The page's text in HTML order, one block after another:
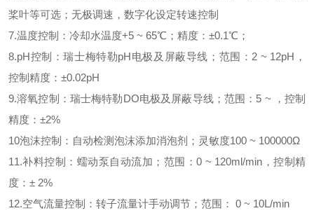
桨叶等可选；无极调速，数字化设定转速控制
7.温度控制：冷却水温度+5 ~ 65℃；精度：±0.1℃；
8.pH控制：瑞士梅特勒pH电极及屏蔽导线；范围：2 ~ 12pH，
控制精度：±0.02pH
9.溶氧控制：瑞士梅特勒DO电极及屏蔽导线；范围：5 ~ ，控制
精度：±2%
10泡沫控制：自动检测泡沫添加消泡剂；灵敏度100 ~ 100000Ω
11.补料控制：蠕动泵自动流加；范围：0 ~ 120ml/min，控制精
度：± 2%
12.空气流量控制：转子流量计手动调节；范围： 0 ~ 10L/min